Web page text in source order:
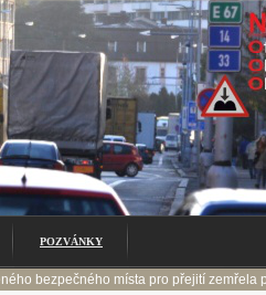
POZVÁNKY
Králové v místě bývalého provizorního